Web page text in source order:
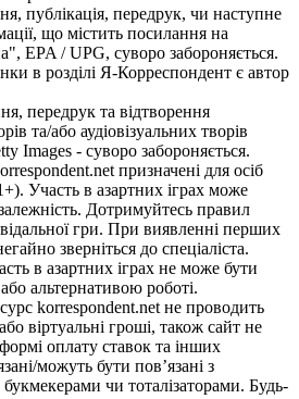
публікація, передрук, чи наступне
що містить посилання на
EPA / UPG, суворо забороняється.
в розділі Я-Корреспондент є автор
передрук та відтворення
та/або аудіовізуальних творів
Images - суворо забороняється.
призначені для осіб
Участь в азартних іграх може
Дотримуйтесь правил
гри. При виявленні перших
зверніться до спеціаліста.
в азартних іграх не може бути
альтернативою роботі.
korrespondent.net не проводить
віртуальні гроші, також сайт не
оплату ставок та інших
можуть бути пов’язані з
чи тоталізаторами. Будь-